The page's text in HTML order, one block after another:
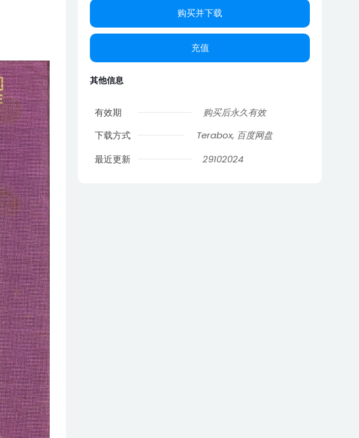
购买并下载
充值
其他信息
有效期
购买后永久有效
下载方式
Terabox, 百度网盘
最近更新
29102024